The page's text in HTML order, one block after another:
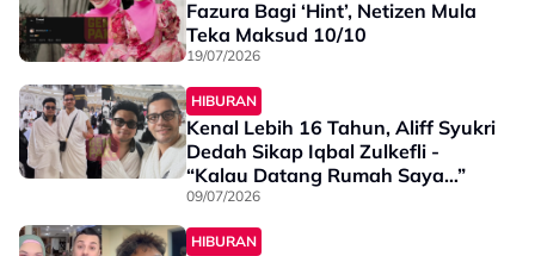
Fazura Bagi ‘Hint’, Netizen Mula
Teka Maksud 10/10
19/07/2026
HIBURAN
Kenal Lebih 16 Tahun, Aliff Syukri
Dedah Sikap Iqbal Zulkefli -
“Kalau Datang Rumah Saya…”
09/07/2026
HIBURAN